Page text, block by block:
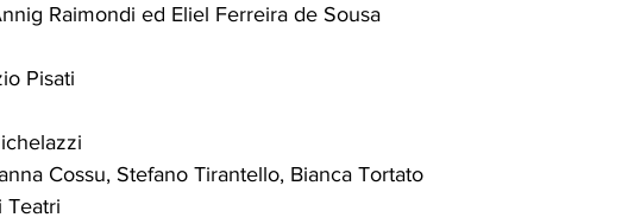
Raimondi ed Eliel Ferreira de Sousa
Pisati
Cossu, Stefano Tirantello, Bianca Tortato
Teatri